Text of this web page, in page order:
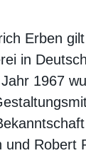
Erben
in
1967
und Robert